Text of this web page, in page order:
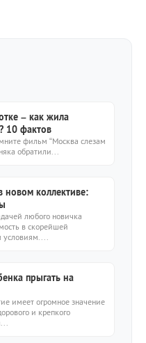
– как жила
10 фактов
фильм “Москва слезам
обратили...
новом коллективе:
любого новичка
в скорейшей
прыгать на
имеет огромное значение
и крепкого